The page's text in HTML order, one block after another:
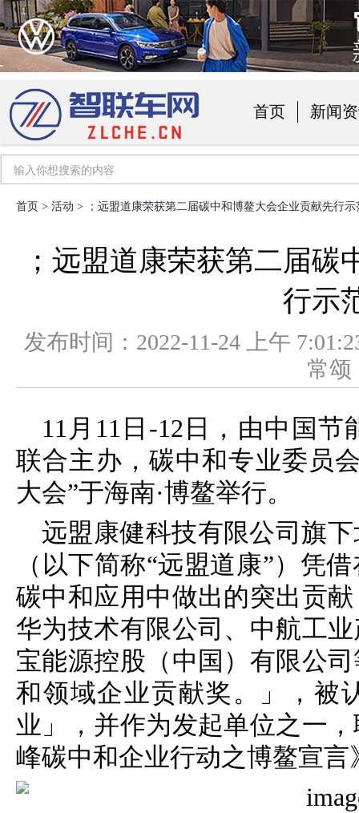
首页 新闻
首页 > 活动 > ；远盟道康荣获第二届碳中和博鳌大会企业贡献先行示
；远盟道康荣获第二届
行示
发布时间：2022-11-24 上午
常
11月11日-12日，由中国
联合主办，碳中和专业委员
大会”于海南·博鳌举行。
远盟康健科技有限公司旗
（以下简称“远盟道康”）凭
碳中和应用中做出的突出贡
华为技术有限公司、中航工
宝能源控股（中国）有限公
和领域企业贡献奖。」，被
业」，并作为发起单位之一
峰碳中和企业行动之博鳌宣言